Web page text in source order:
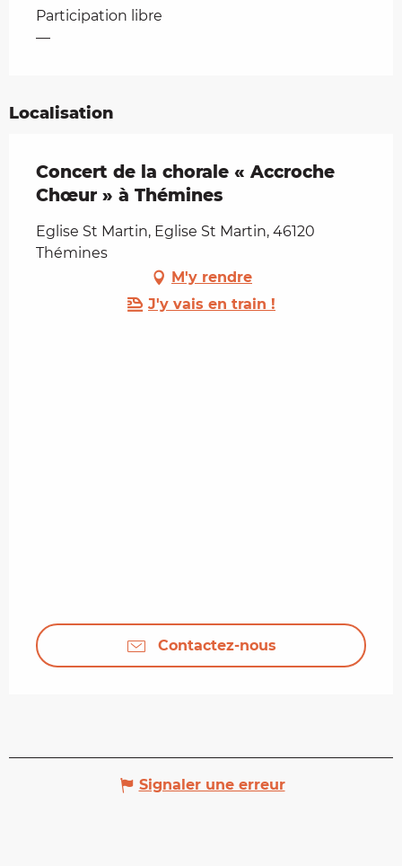
Tarifs 2026
Participation libre
—
Localisation
Concert de la chorale « Accroche
Chœur » à Thémines
Eglise St Martin, Eglise St Martin, 46120
Thémines
M'y rendre
J'y vais en train !
Contactez-nous
Signaler une erreur